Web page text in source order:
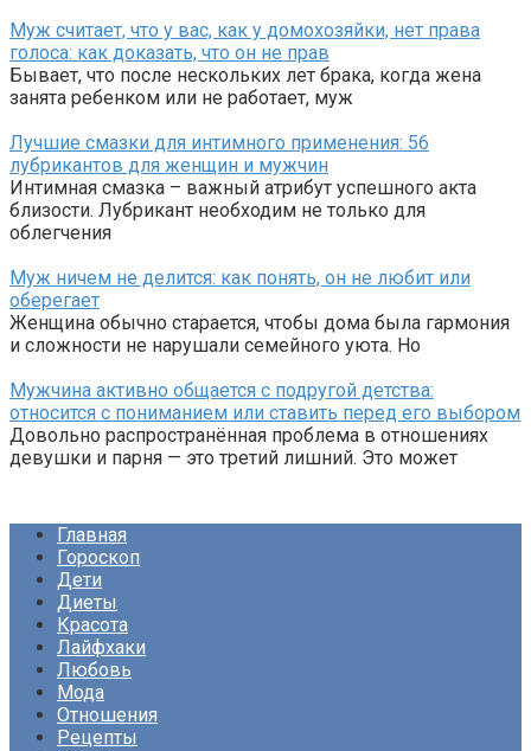
Муж считает, что у вас, как у домохозяйки, нет права
голоса: как доказать, что он не прав
Бывает, что после нескольких лет брака, когда жена
занята ребенком или не работает, муж
Лучшие смазки для интимного применения: 56
лубрикантов для женщин и мужчин
Интимная смазка – важный атрибут успешного акта
близости. Лубрикант необходим не только для
облегчения
Муж ничем не делится: как понять, он не любит или
оберегает
Женщина обычно старается, чтобы дома была гармония
и сложности не нарушали семейного уюта. Но
Мужчина активно общается с подругой детства:
относится с пониманием или ставить перед его выбором
Довольно распространённая проблема в отношениях
девушки и парня — это третий лишний. Это может
Главная
Гороскоп
Дети
Диеты
Красота
Лайфхаки
Любовь
Мода
Отношения
Рецепты